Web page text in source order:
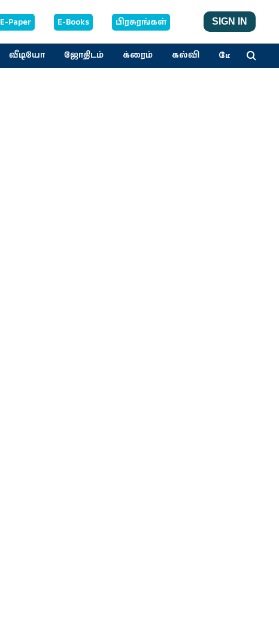
E-Paper E-Books பிரசுரங்கள் SIGN IN
வீடியோ ஜோதிடம் க்ரைம் கல்வி மேலும்